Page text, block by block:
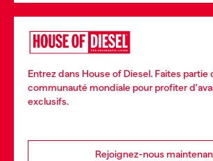
Entrez dans House of Diesel. Faites partie
communauté mondiale pour profiter
exclusifs.
Rejoignez-nous